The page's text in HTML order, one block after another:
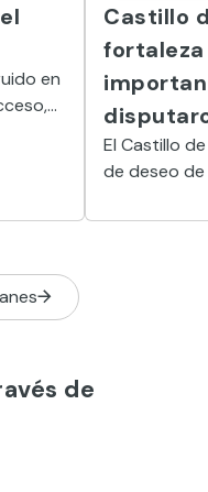
en
Castillo
fortaleza
El Castillo
de deseo
muralla y su
de